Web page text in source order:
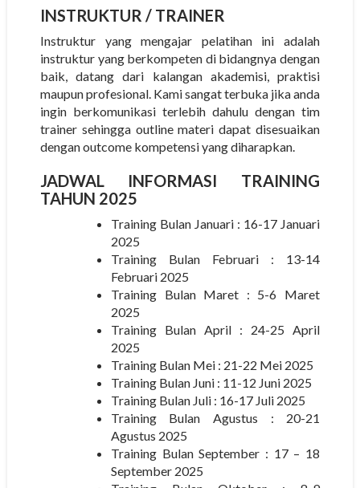
INSTRUKTUR / TRAINER
Instruktur yang mengajar pelatihan ini adalah
instruktur yang berkompeten di bidangnya dengan
baik, datang dari kalangan akademisi, praktisi
maupun profesional. Kami sangat terbuka jika anda
ingin berkomunikasi terlebih dahulu dengan tim
trainer sehingga outline materi dapat disesuaikan
dengan outcome kompetensi yang diharapkan.
JADWAL INFORMASI TRAINING
TAHUN 2025
Training Bulan Januari : 16-17 Januari
2025
Training Bulan Februari : 13-14
Februari 2025
Training Bulan Maret : 5-6 Maret
2025
Training Bulan April : 24-25 April
2025
Training Bulan Mei : 21-22 Mei 2025
Training Bulan Juni : 11-12 Juni 2025
Training Bulan Juli : 16-17 Juli 2025
Training Bulan Agustus : 20-21
Agustus 2025
Training Bulan September : 17 – 18
September 2025